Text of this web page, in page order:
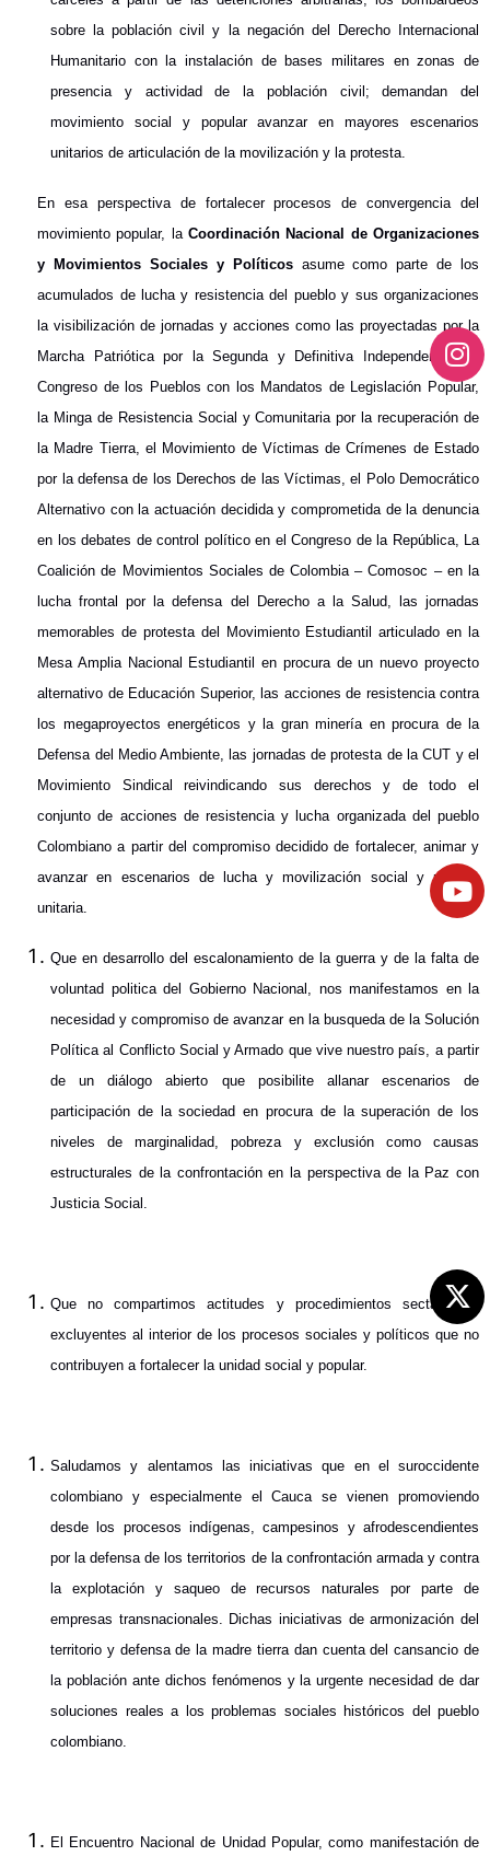
sobre la población civil y la negación del Derecho Internacional
Humanitario con la instalación de bases militares en zonas de
presencia y actividad de la población civil; demandan del
movimiento social y popular avanzar en mayores escenarios
unitarios de articulación de la movilización y la protesta.
En esa perspectiva de fortalecer procesos de convergencia del
movimiento popular, laCoordinación Nacional de Organizaciones
y Movimientos Sociales y Políticosasume como parte de los
acumulados de lucha y resistencia del pueblo y sus organizaciones
la visibilización de jornadas y acciones como las proyectadas por la
Marcha Patriótica por la Segunda y Definitiva Independencia, el
Congreso de los Pueblos con los Mandatos de Legislación Popular,
la Minga de Resistencia Social y Comunitaria por la recuperación de
la Madre Tierra, el Movimiento de Víctimas de Crímenes de Estado
por la defensa de los Derechos de las Víctimas, el Polo Democrático
Alternativo con la actuación decidida y comprometida de la denuncia
en los debates de control político en el Congreso de la República, La
Coalición de Movimientos Sociales de Colombia – Comosoc – en la
lucha frontal por la defensa del Derecho a la Salud, las jornadas
memorables de protesta del Movimiento Estudiantil articulado en la
Mesa Amplia Nacional Estudiantil en procura de un nuevo proyecto
alternativo de Educación Superior, las acciones de resistencia contra
los megaproyectos energéticos y la gran minería en procura de la
Defensa del Medio Ambiente, las jornadas de protesta de la CUT y el
Movimiento Sindical reivindicando sus derechos y de todo el
conjunto de acciones de resistencia y lucha organizada del pueblo
Colombiano a partir del compromiso decidido de fortalecer, animar y
avanzar en escenarios de lucha y movilización social y política
unitaria.
Que en desarrollo del escalonamiento de la guerra y de la falta de
voluntad politica del Gobierno Nacional, nos manifestamos en la
necesidad y compromiso de avanzar en la busqueda de la Solución
Política al Conflicto Social y Armado que vive nuestro país, a partir
de un diálogo abierto que posibilite allanar escenarios de
participación de la sociedad en procura de la superación de los
niveles de marginalidad, pobreza y exclusión como causas
estructurales de la confrontación en la perspectiva de la Paz con
Justicia Social.
Que no compartimos actitudes y procedimientos sectarios y
excluyentes al interior de los procesos sociales y políticos que no
contribuyen a fortalecer la unidad social y popular.
Saludamos y alentamos las iniciativas que en el suroccidente
colombiano y especialmente el Cauca se vienen promoviendo
desde los procesos indígenas, campesinos y afrodescendientes
por la defensa de los territorios de la confrontación armada y contra
la explotación y saqueo de recursos naturales por parte de
empresas transnacionales. Dichas iniciativas de armonización del
territorio y defensa de la madre tierra dan cuenta del cansancio de
la población ante dichos fenómenos y la urgente necesidad de dar
soluciones reales a los problemas sociales históricos del pueblo
colombiano.
El Encuentro Nacional de Unidad Popular, como manifestación de